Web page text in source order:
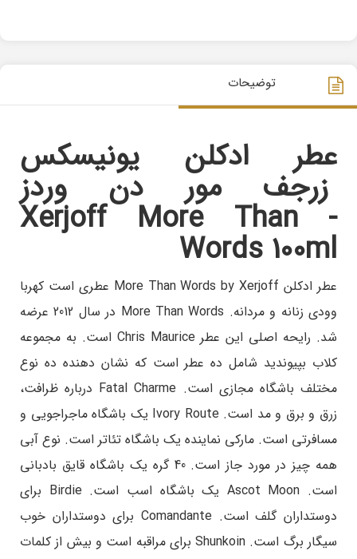
توضیحات
عطر ادکلن یونیسکس
زرجف مور دن وردز
- Xerjoff More Than
Words 100ml
عطر ادکلن More Than Words by Xerjoff عطری است کهربا
وودی زنانه و مردانه. More Than Words در سال 2012 عرضه
شد. رایحه اصلی این عطر Chris Maurice است. به مجموعه
کلاب بپیوندید شامل ده عطر است که نشان دهنده ده نوع
مختلف باشگاه مجازی است. Fatal Charme درباره ظرافت،
زرق و برق و مد است. Ivory Route یک باشگاه ماجراجویی و
مسافرتی است. مارکی نماینده یک باشگاه تئاتر است. نوع آبی
همه چیز در مورد جاز است. 40 گره یک باشگاه قایق بادبانی
است. Ascot Moon یک باشگاه اسب است. Birdie برای
دوستداران گلف است. Comandante برای دوستداران خوب
سیگار برگ است. Shunkoin برای مراقبه است و بیش از کلمات